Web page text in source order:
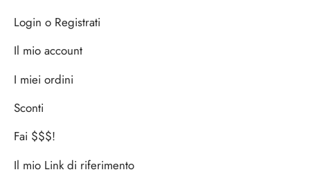
Login o Registrati
Il mio account
I miei ordini
Sconti
Fai $$$!
Il mio Link di riferimento